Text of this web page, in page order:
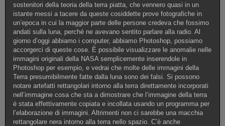
sostenitori della teoria della terra piatta, che vennero quasi in un
istante messi a tacere da queste cosiddette prove fotografiche in
un’epoca in cui la maggior parte delle persone credeva che fossimo
andati sulla luna, perché ne avevano sentito parlare alla radio. Al
giorno d’oggi abbiamo i computer, abbiamo Photoshop, possiamo
accorgerci di queste cose. È possibile visualizzare le anomalie nelle
immagini originali della NASA semplicemente inserendole in
Photoshop per esempio, e vedrai che molte delle immagini della
Terra presumibilmente fatte dalla luna sono dei falsi. Si possono
notare artefatti rettangolari intorno alla terra direttamente incorporati
nell’immagine cosa che sta a dimostrare che l’immagine della terra
è stata effettivamente copiata e incollata usando un programma per
l’elaborazione di immagini. Altrimenti non ci sarebbe una macchia
rettangolare nera intorno alla terra nello spazio. C’è anche